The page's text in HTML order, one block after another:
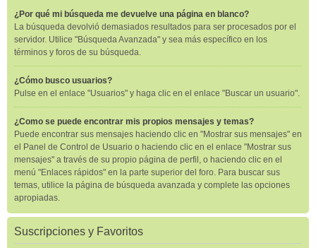
¿Por qué mi búsqueda me devuelve una página en blanco?
La búsqueda devolvió demasiados resultados para ser procesados por el
servidor. Utilice "Búsqueda Avanzada" y sea más específico en los
términos y foros de su búsqueda.
¿Cómo busco usuarios?
Pulse en el enlace "Usuarios" y haga clic en el enlace "Buscar un usuario".
¿Como se puede encontrar mis propios mensajes y temas?
Puede encontrar sus mensajes haciendo clic en "Mostrar sus mensajes" en
el Panel de Control de Usuario o haciendo clic en el enlace "Mostrar sus
mensajes" a través de su propio página de perfil, o haciendo clic en el
menú "Enlaces rápidos" en la parte superior del foro. Para buscar sus
temas, utilice la página de búsqueda avanzada y complete las opciones
apropiadas.
Suscripciones y Favoritos